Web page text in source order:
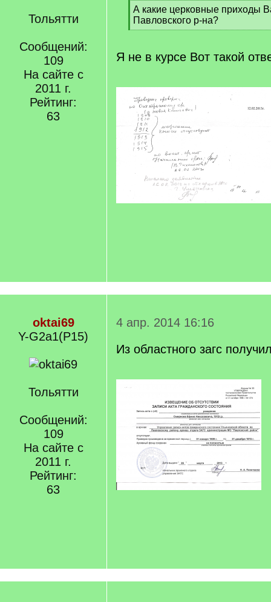
Тольятти
Сообщений:
109
На сайте с
2011 г.
Рейтинг:
63
[
q
]
А какие церковные приходы
Павловского р-на?
[
q
]
Я не в курсе Вот такой
oktai69
Y-G2a1(P15)
Тольятти
Сообщений:
109
На сайте с
2011 г.
Рейтинг:
63
4 апр. 2014 16:16
Из областного загс